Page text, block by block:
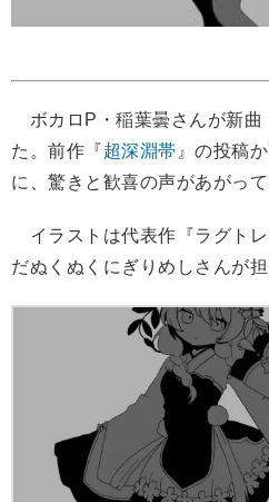
ボカロP・稲葉曇さんが新曲
た。前作『超深淵帯 』の投稿
に、驚きと歓喜の声があがって
イラストは代表作『ラグト
だぬくぬくにぎりめしさんが担